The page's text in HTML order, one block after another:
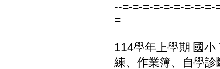
--=-=-=-=-=-=-=-=-=-
=
114學年上學期 國
練、作業簿、自學